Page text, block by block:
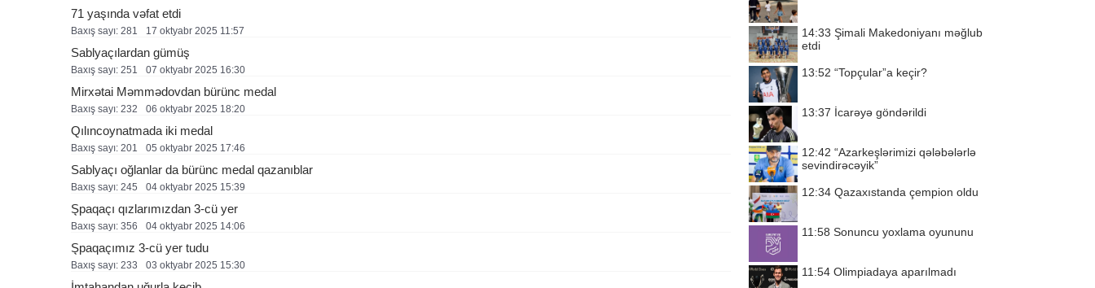
71 yaşında vəfat etdi
Baxış sayı: 281 17 oktyabr 2025 11:57
Sablyaçılardan gümüş
Baxış sayı: 251 07 oktyabr 2025 16:30
Mirxətai Məmmədovdan bürünc medal
Baxış sayı: 232 06 oktyabr 2025 18:20
Qılıncoynatmada iki medal
Baxış sayı: 201 05 oktyabr 2025 17:46
Sablyaçı oğlanlar da bürünc medal qazanıblar
Baxış sayı: 245 04 oktyabr 2025 15:39
Şpaqaçı qızlarımızdan 3-cü yer
Baxış sayı: 356 04 oktyabr 2025 14:06
Şpaqaçımız 3-cü yer tudu
Baxış sayı: 233 03 oktyabr 2025 15:30
14:33 Şimali Makedoniyanı məğlub
etdi
13:52 “Topçular”a keçir?
13:37 İcarəyə göndərildi
12:42 “Azarkeşlərimizi qələbələrlə
sevindirəcəyik”
12:34 Qazaxıstanda çempion oldu
11:58 Sonuncu yoxlama oyununu
11:54 Olimpiadaya aparılmadı